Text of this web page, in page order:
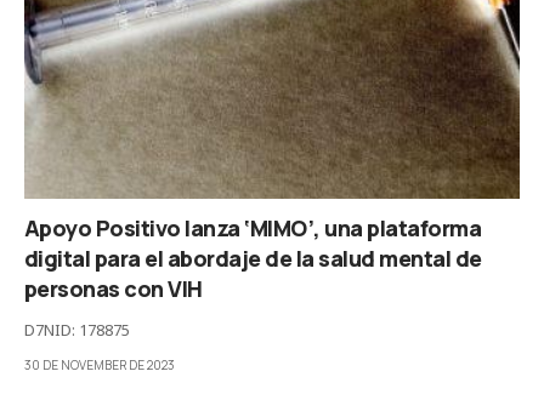
Apoyo Positivo lanza ‘MIMO’, una plataforma
digital para el abordaje de la salud mental de
personas con VIH
D7NID: 178875
30 DE NOVEMBER DE 2023